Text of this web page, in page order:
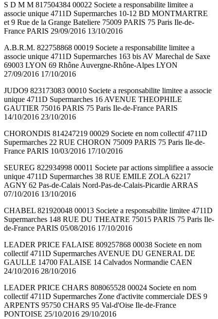
S D M M 817504384 00022 Societe a responsabilite limitee a
associe unique 4711D Supermarches 10-12 BD MONTMARTRE
et 9 Rue de la Grange Bateliere 75009 PARIS 75 Paris Ile-de-
France PARIS 29/09/2016 13/10/2016
A.B.R.M. 822758868 00019 Societe a responsabilite limitee a
associe unique 4711D Supermarches 163 bis AV Marechal de Saxe
69003 LYON 69 Rhône Auvergne-Rhône-Alpes LYON
27/09/2016 17/10/2016
JUDO9 823173083 00010 Societe a responsabilite limitee a associe
unique 4711D Supermarches 16 AVENUE THEOPHILE
GAUTIER 75016 PARIS 75 Paris Ile-de-France PARIS
14/10/2016 23/10/2016
CHORONDIS 814247219 00029 Societe en nom collectif 4711D
Supermarches 22 RUE CHORON 75009 PARIS 75 Paris Ile-de-
France PARIS 10/03/2016 17/10/2016
SEUREG 822934998 00011 Societe par actions simplifiee a associe
unique 4711D Supermarches 38 RUE EMILE ZOLA 62217
AGNY 62 Pas-de-Calais Nord-Pas-de-Calais-Picardie ARRAS
07/10/2016 13/10/2016
CHABEL 821920048 00013 Societe a responsabilite limitee 4711D
Supermarches 148 RUE DU THEATRE 75015 PARIS 75 Paris Ile-
de-France PARIS 05/08/2016 17/10/2016
LEADER PRICE FALAISE 809257868 00038 Societe en nom
collectif 4711D Supermarches AVENUE DU GENERAL DE
GAULLE 14700 FALAISE 14 Calvados Normandie CAEN
24/10/2016 28/10/2016
LEADER PRICE CHARS 808065528 00024 Societe en nom
collectif 4711D Supermarches Zone d'activite commerciale DES 9
ARPENTS 95750 CHARS 95 Val-d'Oise Ile-de-France
PONTOISE 25/10/2016 29/10/2016